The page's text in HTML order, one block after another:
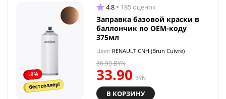
-9%
бестселлер!
4.8 185 оценок
Заправка базовой краски в
баллончик по OEM-коду
375мл
Цвет: RENAULT CNH (Brun Cuivre)
33.90 BYN
36.90BYN
В КОРЗИНУ